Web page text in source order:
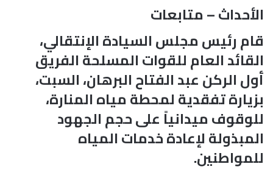
​الأحداث – متابعات
قام رئيس مجلس السيادة الإنتقالي،
القائد العام للقوات المسلحة الفريق
أول الركن عبد الفتاح البرهان، السبت،
بزيارة تفقدية لمحطة مياه المنارة،
للوقوف ميدانياً على حجم الجهود
المبذولة لإعادة خدمات المياه
للمواطنين.